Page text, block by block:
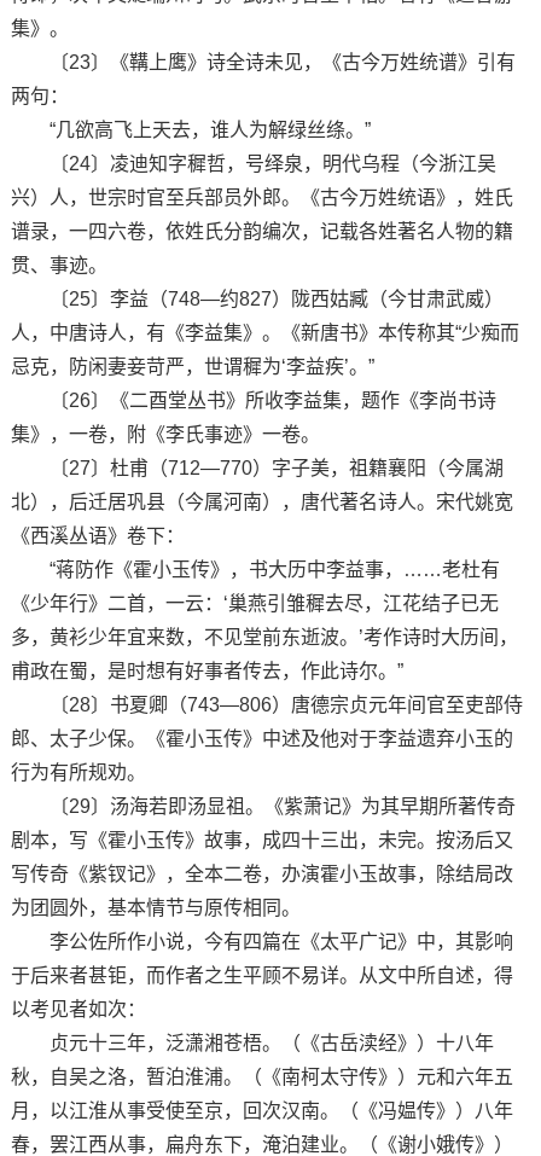
集》。
〔23〕《鞲上鹰》诗全诗未见，《古今万姓统谱》引有
两句：
“几欲高飞上天去，谁人为解绿丝绦。”
〔24〕凌迪知字穉哲，号绎泉，明代乌程（今浙江吴
兴）人，世宗时官至兵部员外郎。《古今万姓统语》，姓氏
谱录，一四六卷，依姓氏分韵编次，记载各姓著名人物的籍
贯、事迹。
〔25〕李益（748—约827）陇西姑臧（今甘肃武威）
人，中唐诗人，有《李益集》。《新唐书》本传称其“少痴而
忌克，防闲妻妾苛严，世谓穉为‘李益疾’。”
〔26〕《二酉堂丛书》所收李益集，题作《李尚书诗
集》，一卷，附《李氏事迹》一卷。
〔27〕杜甫（712—770）字子美，祖籍襄阳（今属湖
北），后迁居巩县（今属河南），唐代著名诗人。宋代姚宽
《西溪丛语》卷下：
“蒋防作《霍小玉传》，书大历中李益事，……老杜有
《少年行》二首，一云：‘巢燕引雏穉去尽，江花结子已无
多，黄衫少年宜来数，不见堂前东逝波。’考作诗时大历间，
甫政在蜀，是时想有好事者传去，作此诗尔。”
〔28〕书夏卿（743—806）唐德宗贞元年间官至吏部侍
郎、太子少保。《霍小玉传》中述及他对于李益遗弃小玉的
行为有所规劝。
〔29〕汤海若即汤显祖。《紫萧记》为其早期所著传奇
剧本，写《霍小玉传》故事，成四十三出，未完。按汤后又
写传奇《紫钗记》，全本二卷，办演霍小玉故事，除结局改
为团圆外，基本情节与原传相同。
李公佐所作小说，今有四篇在《太平广记》中，其影响
于后来者甚钜，而作者之生平顾不易详。从文中所自述，得
以考见者如次：
贞元十三年，泛潇湘苍梧。（《古岳渎经》）十八年
秋，自吴之洛，暂泊淮浦。（《南柯太守传》）元和六年五
月，以江淮从事受使至京，回次汉南。（《冯媪传》）八年
春，罢江西从事，扁舟东下，淹泊建业。（《谢小娥传》）